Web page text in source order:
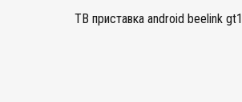
ТВ приставка android beelink